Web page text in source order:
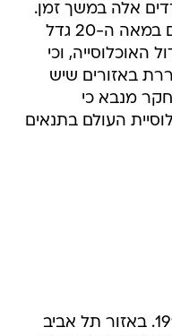
אלה במשך זמן.
מהמחקר עולה כי הביקוש למים במאה ה-20 גדל
האוכלוסייה, וכי
באזורים שיש
מנבא כי
העולם בתנאים
החורף הגשום ביותר היה ב-1992. באזור תל אביב